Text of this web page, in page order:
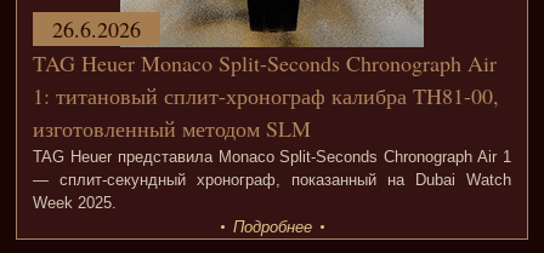
TAG Heuer Monaco Split-Seconds Chronograph Air
1: титановый сплит-хронограф калибра TH81-00,
изготовленный методом SLM
TAG Heuer представила Monaco Split-Seconds Chronograph Air 1
— сплит-секундный хронограф, показанный на Dubai Watch
Week 2025.
26.6.2026
Подробнее